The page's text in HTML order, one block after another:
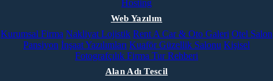
Hosting
Web Yazılım
Kurumsal Firma Nakliyat Lojistik Rent A Car & Oto Galeri Otel Salon
Pansiyon İnşaat Yazılımları Kuaför Güzellik Salonu Kişisel
Fotografçılık Firma Tur Rehberi
Alan Adı Tescil